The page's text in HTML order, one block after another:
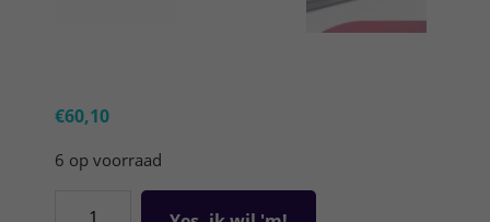
€60,10
6 op voorraad